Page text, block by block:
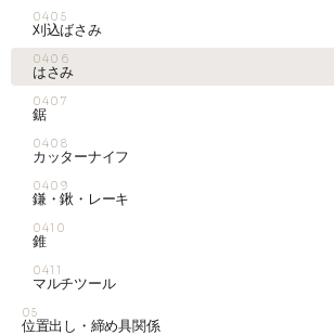
0405
刈込ばさみ
0406
はさみ
0407
鋸
0408
カッターナイフ
0409
鎌・鍬・レーキ
0410
錐
0411
マルチツール
05
位置出し・締め具関係